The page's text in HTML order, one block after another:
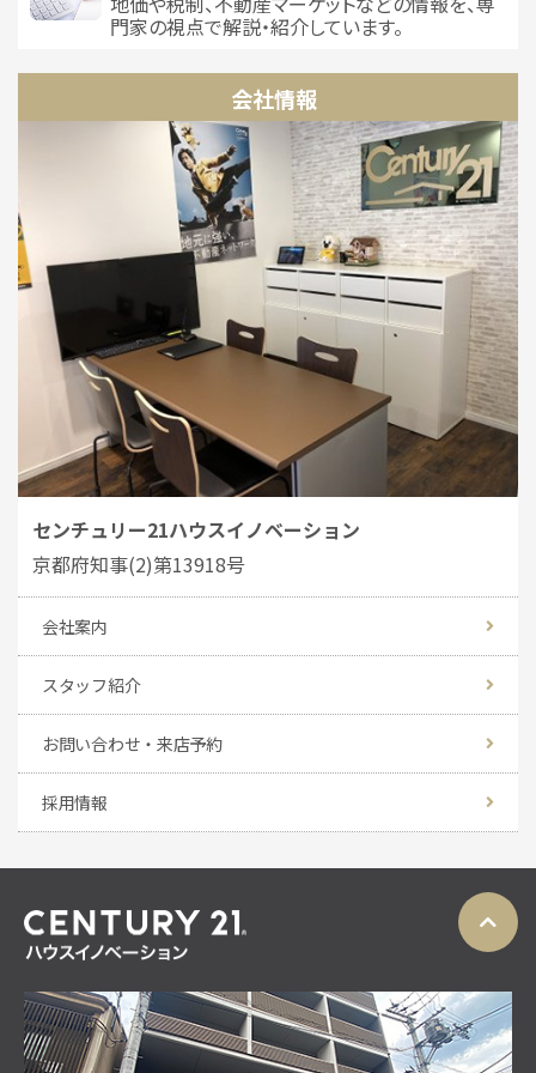
門家の視点で解説・紹介しています。
会社情報
センチュリー21ハウスイノベーション
京都府知事(2)第13918号
会社案内
スタッフ紹介
お問い合わせ・来店予約
採用情報